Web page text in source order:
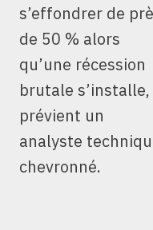
s’effondrer de
de 50 % alors
qu’une récession
brutale s’installe,
prévient un
analyste
chevronné.